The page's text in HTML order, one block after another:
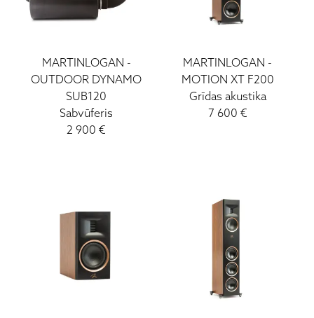
MARTINLOGAN -
OUTDOOR DYNAMO
SUB120
Sabvūferis
2 900 €
MARTINLOGAN -
MOTION XT F200
Grīdas akustika
7 600 €